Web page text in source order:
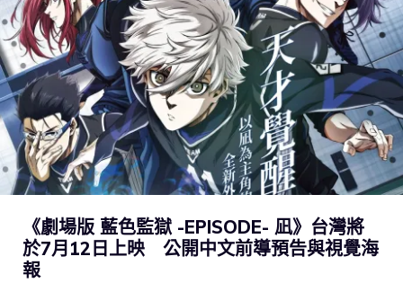
《劇場版 藍色監獄 -EPISODE- 凪》台灣將
於7月12日上映 公開中文前導預告與視覺海
報